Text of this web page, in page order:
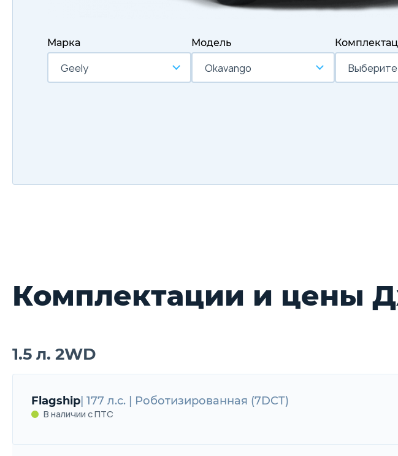
Марка
Geely
Модель
Okavango
Комплектации и цены
1.5 л. 2WD
Flagship | 177 л.с. | Роботизированная (7DCT)
В наличии с ПТС